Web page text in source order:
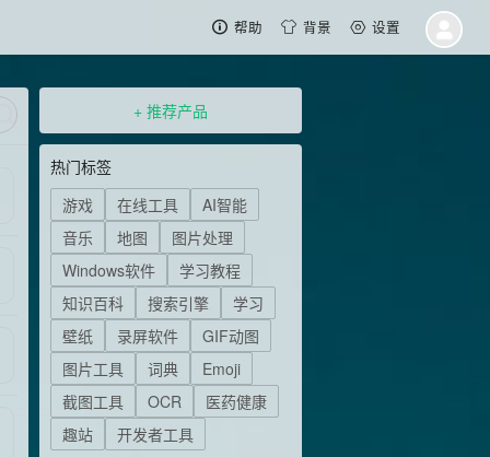
帮助 背景 设置
+ 推荐产品
热门标签
游戏
在线工具
AI智能
音乐
地图
图片处理
Windows软件
学习教程
知识百科
搜索引擎
学习
壁纸
录屏软件
GIF动图
图片工具
词典
Emoji
截图工具
OCR
医药健康
趣站
开发者工具